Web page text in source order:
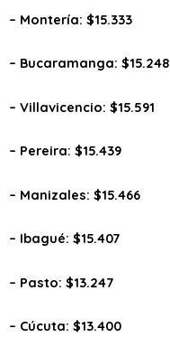
– Montería: $15.333
– Bucaramanga: $15.248
– Villavicencio: $15.591
– Pereira: $15.439
– Manizales: $15.466
– Ibagué: $15.407
– Pasto: $13.247
– Cúcuta: $13.400